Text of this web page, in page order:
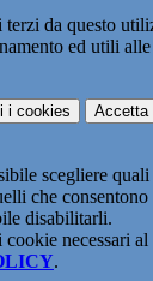
da questo
ed utili
i cookies Accetta
scegliere
che
disabilitarli.
necessari
.